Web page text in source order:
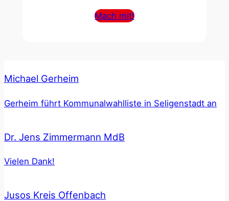
Mach mit!
Michael Gerheim
Gerheim führt Kommunalwahlliste in Seligenstadt an
Dr. Jens Zimmermann MdB
Vielen Dank!
Jusos Kreis Offenbach